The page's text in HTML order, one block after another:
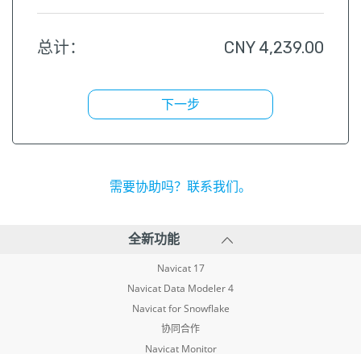
总计： CNY 4,239.00
下一步
需要协助吗？联系我们。
全新功能
Navicat 17
Navicat Data Modeler 4
Navicat for Snowflake
协同合作
Navicat Monitor